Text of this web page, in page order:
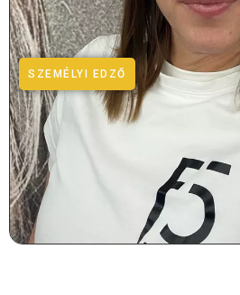
SZEMÉLYI EDZŐ